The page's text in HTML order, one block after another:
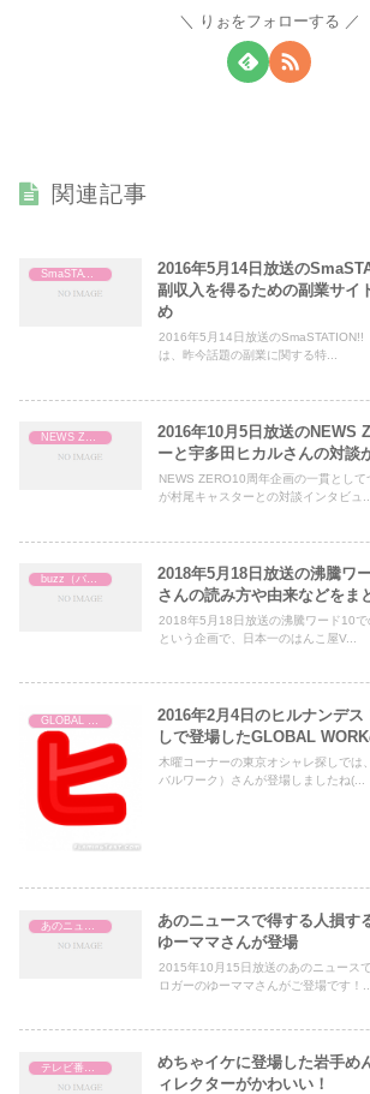
りぉをフォローする
関連記事
SmaSTATION!!
2016年5月14日放送の
副収入を得るための副業サイ
め
2016年5月14日放送のSmaSTATION!!
は、昨今話題の副業に関する特...
NEWS ZERO
2016年10月5日放送のNEWS
ーと宇多田ヒカルさんの対談
NEWS ZERO10周年企画の一貫とし
が村尾キャスターとの対談インタビュ
buzz（バズ）
2018年5月18日放送の沸騰ワ
さんの読み方や由来などをま
2018年5月18日放送の沸騰ワード10で
という企画で、日本一のはんこ屋V...
GLOBAL WORK
2016年2月4日のヒルナンデ
しで登場したGLOBAL
木曜コーナーの東京オシャレ探しでは
バルワーク）さんが登場しましたね(...
あのニュースで得する人損する人
あのニュースで得する人損す
ゆーママさんが登場
2015年10月15日放送のあのニュース
ロガーのゆーママさんがご登場です！...
テレビ番組レビュー
めちゃイケに登場した岩手め
ィレクターがかわいい！